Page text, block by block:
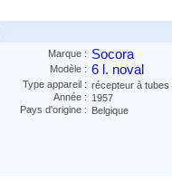
Marque : Socora
Modèle : 6 l. noval
Type appareil : récepteur à tubes
Année : 1957
Pays d'origine : Belgique